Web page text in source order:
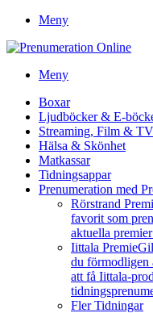
Meny
Meny
Boxar
Ljudböcker & E-
Streaming, Film & TV
Hälsa & Skönhet
Matkassar
Tidningsappar
Prenumeration med
Rörstrand
favorit som
aktuella
Iittala Premie
du förmodligen
att få Iittala-
Fler Tidningar